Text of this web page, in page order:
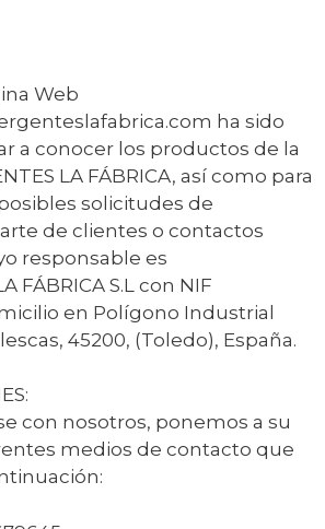
Web
ha sido
a conocer los productos de la
LA FÁBRICA, así como para
solicitudes de
de clientes o contactos
responsable es
FÁBRICA S.L con NIF
en Polígono Industrial
45200, (Toledo), España.
con nosotros, ponemos a su
medios de contacto que